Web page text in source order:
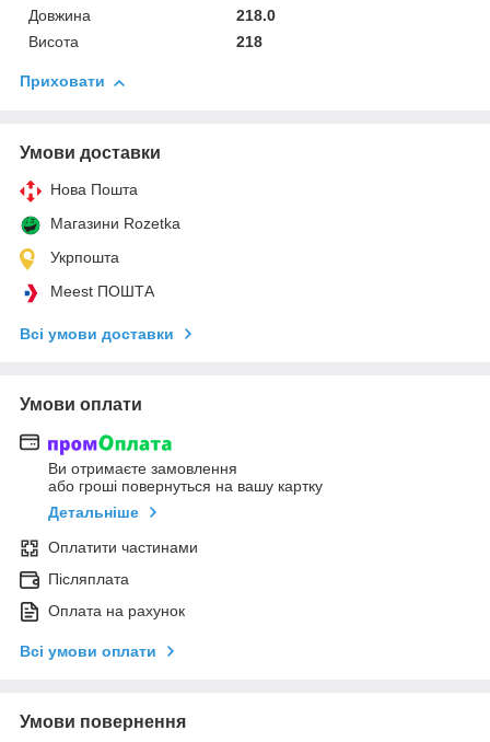
Довжина
218.0
Висота
218
Приховати
Умови доставки
Нова Пошта
Магазини Rozetka
Укрпошта
Meest ПОШТА
Всі умови доставки
Умови оплати
Ви отримаєте замовлення
або гроші повернуться на вашу картку
Детальніше
Оплатити частинами
Післяплата
Оплата на рахунок
Всі умови оплати
Умови повернення